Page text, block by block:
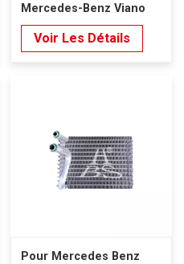
Mercedes-Benz Viano
Vito W639 (2010-2015),
conduite à gauche.
Voir Les Détails
Pour Mercedes Benz